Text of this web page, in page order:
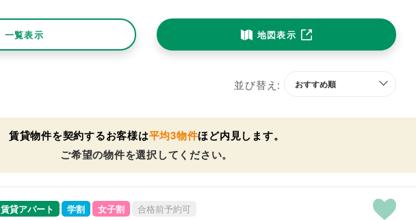
一覧表示 地図表示
並び替え:
賃貸物件を契約するお客様は平均3物件ほど内見します。
ご希望の物件を選択してください。
賃貸アパート 学割 女子割 合格前予約可